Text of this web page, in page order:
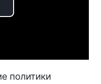
политики